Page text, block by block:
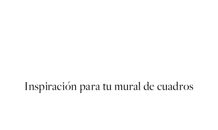
Inspiración para tu mural de cuadros